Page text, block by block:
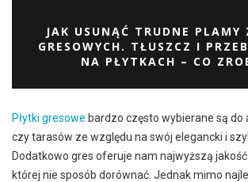
JAK USUNĄĆ TRUDNE PLAMY
GRESOWYCH. TŁUSZCZ I
NA PŁYTKACH – CO
Płytki gresowe bardzo często wybierane są do
czy tarasów ze względu na swój elegancki i
Dodatkowo gres oferuje nam najwyższą
której nie sposób dorównać. Jednak mimo